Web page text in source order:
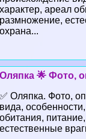
хаpaктер, ареал
размножение,
охрана...
Оляпка 🌟 Фото,
✅ Оляпка. Фото,
вида,
обитания,
естественные